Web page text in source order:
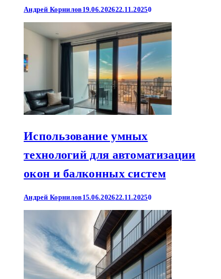
Андрей Корнилов 19.06.202622.11.20250
Использование умных
технологий для автоматизации
окон и балконных систем
Андрей Корнилов 15.06.202622.11.20250